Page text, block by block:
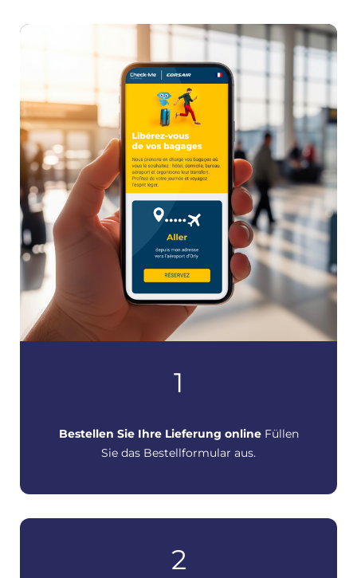
1
Bestellen Sie Ihre Lieferung onlineFüllen
Sie das Bestellformular aus.
2